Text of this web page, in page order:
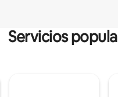
Servicios